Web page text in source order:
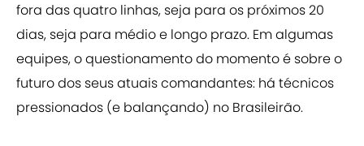
fora das quatro linhas, seja para os próximos 20
dias, seja para médio e longo prazo. Em algumas
equipes, o questionamento do momento é sobre o
futuro dos seus atuais comandantes: há técnicos
pressionados (e balançando) no Brasileirão.